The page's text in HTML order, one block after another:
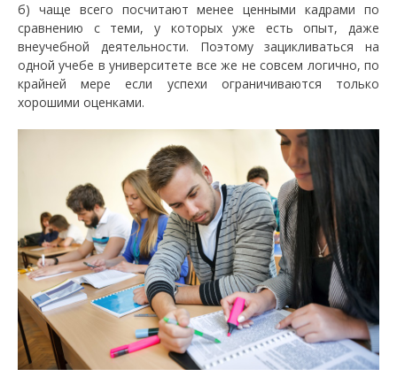
б) чаще всего посчитают менее ценными кадрами по
сравнению с теми, у которых уже есть опыт, даже
внеучебной деятельности. Поэтому зацикливаться на
одной учебе в университете все же не совсем логично, по
крайней мере если успехи ограничиваются только
хорошими оценками.